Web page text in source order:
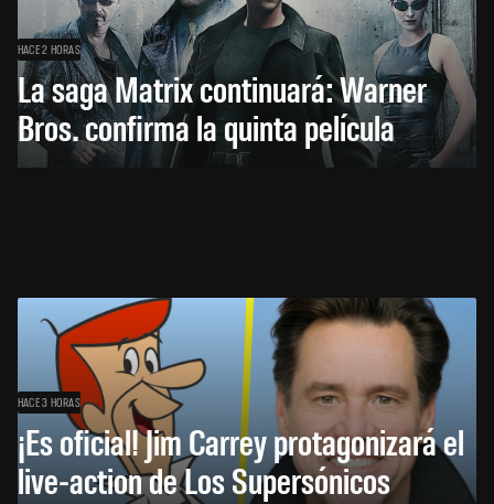
HACE 2 HORAS
La saga Matrix continuará: Warner
Bros. confirma la quinta película
HACE 3 HORAS
¡Es oficial! Jim Carrey protagonizará el
live-action de Los Supersónicos